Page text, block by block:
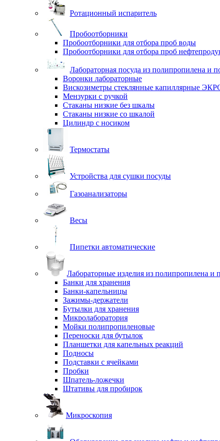
Ротационный испаритель
Пробоотборники
Пробоотборники для отбора проб воды
Пробоотборники для отбора проб
Лабораторная посуда из полипропилена и
Воронки лабораторные
Вискозиметры стеклянные капиллярные
Мензурки с ручкой
Стаканы низкие без шкалы
Стаканы низкие со шкалой
Цилиндр с носиком
Термостаты
Устройства для сушки посуды
Газоанализаторы
Весы
Пипетки автоматические
Лабораторные изделия из полипропилена и
Банки для хранения
Банки-капельницы
Зажимы-держатели
Бутылки для хранения
Микролаборатория
Мойки полипропиленовые
Переноски для бутылок
Планшетки для капельных реакций
Подносы
Подставки с ячейками
Пробки
Шпатель-ложечки
Штативы для пробирок
Микроскопия